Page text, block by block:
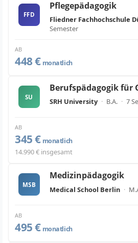
FFD
Pflegepädagogik
Fliedner Fachhochschule
Semester
AB
448 € monatlich
SU
Berufspädagogik für
SRH University · B.A. · 7
AB
345 € monatlich
14.990 € insgesamt
MSB
Medizinpädagogik
Medical School Berlin ·
AB
495 € monatlich